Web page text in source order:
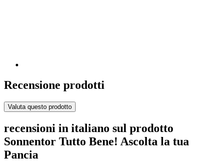
Recensione prodotti
Valuta questo prodotto
recensioni in italiano sul prodotto
Sonnentor Tutto Bene! Ascolta la tua
Pancia